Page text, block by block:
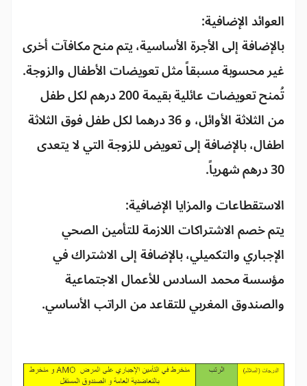
العوائد الإضافية:
بالإضافة إلى الأجرة الأساسية، يتم منح مكافآت أخرى
غير محسوبة مسبقاً مثل تعويضات الأطفال والزوجة.
تُمنح تعويضات عائلية بقيمة 200 درهم لكل طفل
من الثلاثة الأوائل، و 36 درهما لكل طفل فوق الثلاثة
اطفال، بالإضافة إلى تعويض للزوجة التي لا يتعدى
30 درهم شهرياً.
الاستقطاعات والمزايا الإضافية:
يتم خصم الاشتراكات اللازمة للتأمين الصحي
الإجباري والتكميلي، بالإضافة إلى الاشتراك في
مؤسسة محمد السادس للأعمال الاجتماعية
والصندوق المغربي للتقاعد من الراتب الأساسي.